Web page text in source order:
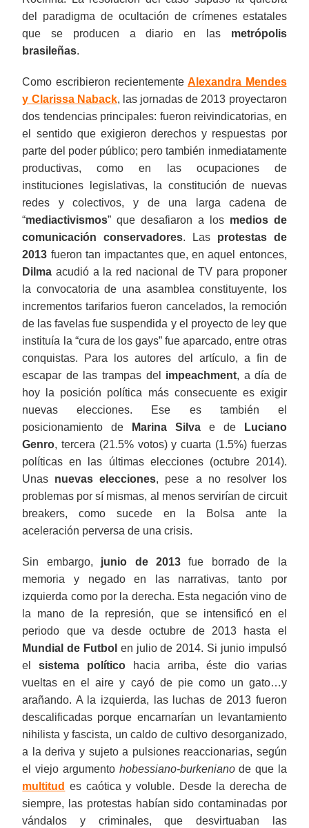
del paradigma de ocultación de crímenes estatales
que se producen a diario en las metrópolis
brasileñas.
Como escribieron recientementeAlexandra Mendes
y Clarissa Naback, las jornadas de 2013 proyectaron
dos tendencias principales: fueron reivindicatorias, en
el sentido que exigieron derechos y respuestas por
parte del poder público; pero también inmediatamente
productivas, como en las ocupaciones de
instituciones legislativas, la constitución de nuevas
redes y colectivos, y de una larga cadena de
“mediactivismos” que desafiaron a los medios de
comunicación conservadores. Las protestas de
2013 fueron tan impactantes que, en aquel entonces,
Dilma acudió a la red nacional de TV para proponer
la convocatoria de una asamblea constituyente, los
incrementos tarifarios fueron cancelados, la remoción
de las favelas fue suspendida y el proyecto de ley que
instituía la “cura de los gays” fue aparcado, entre otras
conquistas. Para los autores del artículo, a fin de
escapar de las trampas del impeachment, a día de
hoy la posición política más consecuente es exigir
nuevas elecciones. Ese es también el
posicionamiento de Marina Silva e de
Luciano
Genro, tercera (21.5% votos) y cuarta (1.5%) fuerzas
políticas en las últimas elecciones (octubre 2014).
Unas nuevas elecciones, pese a no resolver los
problemas por sí mismas, al menos servirían de circuit
breakers, como sucede en la Bolsa ante la
aceleración perversa de una crisis.
Sin embargo, junio de 2013 fue borrado de la
memoria y negado en las narrativas, tanto por
izquierda como por la derecha. Esta negación vino de
la mano de la represión, que se intensificó en el
periodo que va desde octubre de 2013 hasta el
Mundial de Futbol en julio de 2014. Si junio impulsó
elsistema político hacia arriba, éste dio varias
vueltas en el aire y cayó de pie como un gato…y
arañando. A la izquierda, las luchas de 2013 fueron
descalificadas porque encarnarían un levantamiento
nihilista y fascista, un caldo de cultivo desorganizado,
a la deriva y sujeto a pulsiones reaccionarias, según
el viejo argumento hobessiano-burkenianode que la
multitud es caótica y voluble. Desde la derecha de
siempre, las protestas habían sido contaminadas por
vándalos y criminales, que desvirtuaban las